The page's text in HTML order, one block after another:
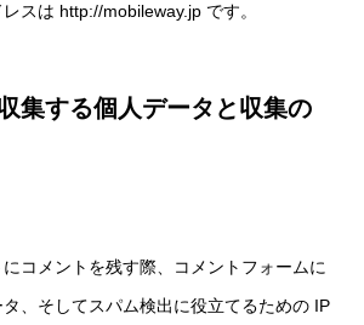
スは http://mobileway.jp です。
集する個人データと収集の
コメントを残す際、コメントフォームに
、そしてスパム検出に役立てるための IP